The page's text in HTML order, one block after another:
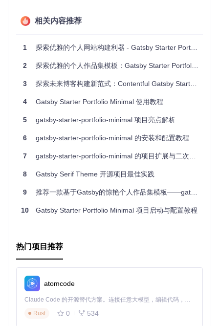
作品集，每个项目都可以通过创建MDX文件和在相同文件
夹内添加图片来创建。
注目的个人简历网站。
局，让其博客具有独特风格。
个完美的起点，可以快速建立一个引人入胜的网站。
4、项目特点
响应式设计
: 图像网格会自动适应各种屏幕大小，确保在任
何设备上都具有一致的用户体验。
置，如logo、字体等，甚至创建新的页面和功能。
和性能。
于提升网站在搜索结果中的曝光率。
供了丰富的内容表现形式。
目，自定义并本地运行。
相关内容推荐
1 探索优雅的个人网站构建利器 - Gatsby Starter Portfolio: Emma
2 探索优雅的个人作品集模板：Gatsby Starter Portfolio - Emilia
3 探索未来博客构建新范式：Contentful Gatsby Starter Blog
4 Gatsby Starter Portfolio Minimal 使用教程
5 gatsby-starter-portfolio-minimal 项目亮点解析
6 gatsby-starter-portfolio-minimal 的安装和配置教程
7 gatsby-starter-portfolio-minimal 的项目扩展与二次开发
8 Gatsby Serif Theme 开源项目最佳实践
9 推荐一款基于Gatsby的惊艳个人作品集模板——gatsby-portfolio
10 Gatsby Starter Portfolio Minimal 项目启动与配置教程
热门项目推荐
atomcode
Claude Code 的开源替代方案。连接任意大模型，编辑代码，运行命令，自动验证 — 全自动执行。用 Rust 构建，极致性能。 ｜ An open-source alternative to Claude Code. Connect any LLM, edit code, run commands, and verify changes — autonomously. Built in Rust for speed. Get Started
Rust
0 534